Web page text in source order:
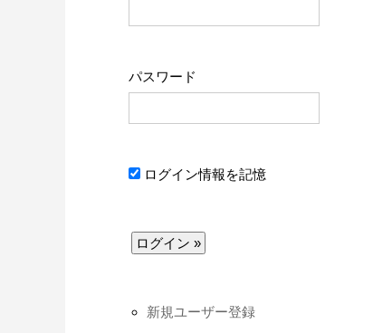
パスワード
ログイン情報を記憶
新規ユーザー登録